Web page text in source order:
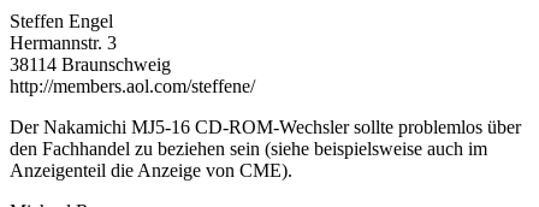
Steffen Engel
Hermannstr. 3
38114 Braunschweig
http://members.aol.com/steffene/
Der Nakamichi MJ5-16 CD-ROM-Wechsler sollte problemlos über
den Fachhandel zu beziehen sein (siehe beispielsweise auch im
Anzeigenteil die Anzeige von CME).